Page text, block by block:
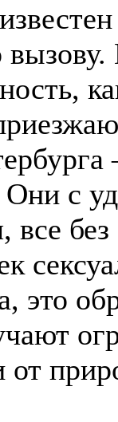
с
это